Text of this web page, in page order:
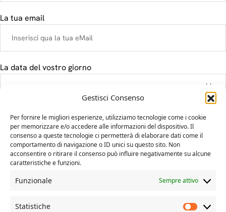
Gestisci Consenso
Per fornire le migliori esperienze, utilizziamo tecnologie come i cookie
per memorizzare e/o accedere alle informazioni del dispositivo. Il
consenso a queste tecnologie ci permetterà di elaborare dati come il
comportamento di navigazione o ID unici su questo sito. Non
acconsentire o ritirare il consenso può influire negativamente su alcune
caratteristiche e funzioni.
Funzionale Sempre attivo
Statistiche
La tua email
La data del vostro giorno
Il tuo messaggio